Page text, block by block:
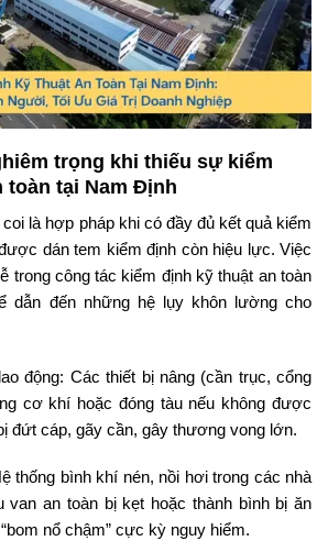
trọng khi thiếu sự kiểm
toàn tại Nam Định
là hợp pháp khi có đầy đủ kết quả kiểm
dán tem kiểm định còn hiệu lực. Việc
trong công tác kiểm định kỹ thuật an toàn
dẫn đến những hệ lụy khôn lường cho
động: Các thiết bị nâng (cần trục, cổng
cơ khí hoặc đóng tàu nếu không được
đứt cáp, gãy cần, gây thương vong lớn.
thống bình khí nén, nồi hơi trong các nhà
van an toàn bị kẹt hoặc thành bình bị ăn
nổ chậm” cực kỳ nguy hiểm.